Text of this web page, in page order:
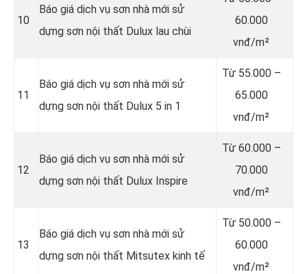
10
Báo giá dịch vụ sơn nhà mới sử
dựng sơn nội thất Dulux lau chùi
60.000
vnđ/m²
11
Báo giá dịch vụ sơn nhà mới sử
dựng sơn nội thất Dulux 5 in 1
Từ 55.000 –
65.000
vnđ/m²
12
Báo giá dịch vụ sơn nhà mới sử
dựng sơn nội thất Dulux Inspire
Từ 60.000 –
70.000
vnđ/m²
13
Báo giá dịch vụ sơn nhà mới sử
dựng sơn nội thất Mitsutex kinh tế
Từ 50.000 –
60.000
vnđ/m²